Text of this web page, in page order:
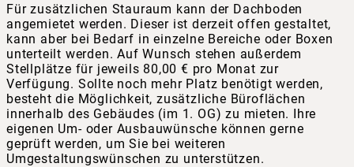
Für zusätzlichen Stauraum kann der Dachboden
angemietet werden. Dieser ist derzeit offen gestaltet,
kann aber bei Bedarf in einzelne Bereiche oder Boxen
unterteilt werden. Auf Wunsch stehen außerdem
Stellplätze für jeweils 80,00 € pro Monat zur
Verfügung. Sollte noch mehr Platz benötigt werden,
besteht die Möglichkeit, zusätzliche Büroflächen
innerhalb des Gebäudes (im 1. OG) zu mieten. Ihre
eigenen Um- oder Ausbauwünsche können gerne
geprüft werden, um Sie bei weiteren
Umgestaltungswünschen zu unterstützen.